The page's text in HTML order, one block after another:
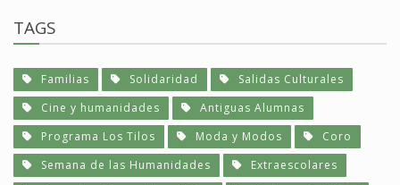
TAGS
Familias Solidaridad
Salidas Culturales
Cine y humanidades
Antiguas Alumnas
Programa Los Tilos
Moda y Modos
Coro
Semana de las Humanidades
Extraescolares